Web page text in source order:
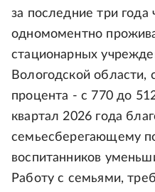
за последние три года
одномоментно
стационарных
Вологодской области,
процента - с 770 до
квартал 2026 года
семьесберегающему
воспитанников
Работу с семьями,